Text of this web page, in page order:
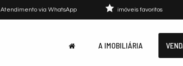
Atendimento via WhatsApp imóveis favoritos
A IMOBILIÁRIA